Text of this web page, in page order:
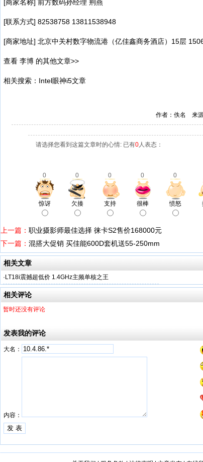
[商家名称] 前方数码孙经理 荆燕
[联系方式] 82538758 13811538948
[商家地址] 北京中关村数字物流港（亿佳鑫商务酒店）15层
查看 李博 的其他文章>>
相关搜索：Intel眼神i5文章
作者：佚名 来
请选择您看到这篇文章时的心情: 已有0人表态：
0 0 0 0 0
惊讶 欠揍 支持 很棒 愤怒
上一篇： 职业摄影师最佳选择 徕卡S2售价168000元
下一篇： 混搭大促销 买佳能600D套机送55-250mm
相关文章
· LT18i震撼超低价 1.4GHz主频单核之王
相关评论
暂时还没有评论
发表我的评论
大名：
内容：